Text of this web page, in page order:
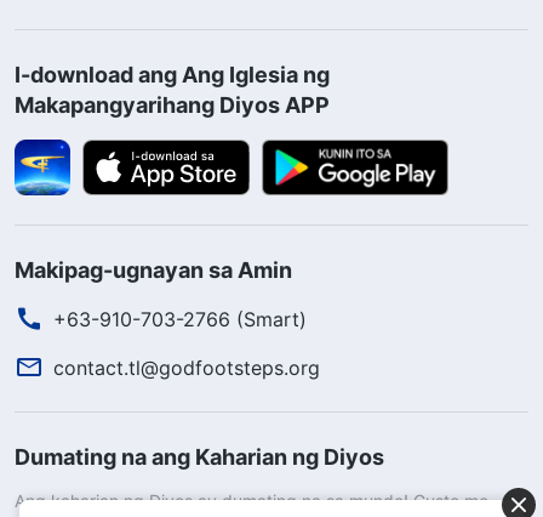
I-download ang Ang Iglesia ng
Makapangyarihang Diyos APP
Makipag-ugnayan sa Amin
+63-910-703-2766 (Smart)
contact.tl@godfootsteps.org
Dumating na ang Kaharian ng Diyos
Ang kaharian ng Diyos ay dumating na sa mundo! Gusto mo